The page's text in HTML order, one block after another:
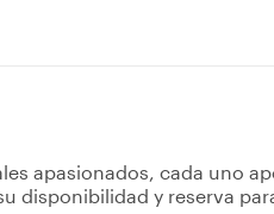
apasionados, cada uno
disponibilidad y reserva